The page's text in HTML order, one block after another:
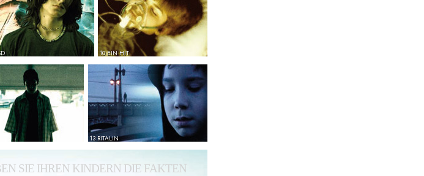
10 EIN HIT
13 RITALIN
SIE IHREN KINDERN DIE FAKTEN